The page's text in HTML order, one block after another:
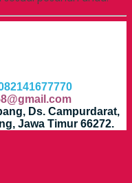
Ds. Campurdarat,
Jawa Timur 66272.